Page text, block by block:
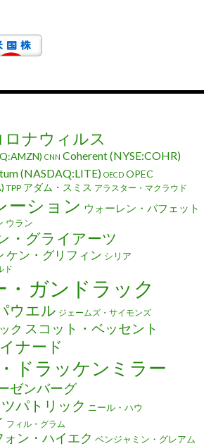
ナウィルス
CNN Coherent (NYSE:COHR)
(NASDAQ:LITE) OECD OPEC
TPP アダム・スミス アラスター・マクラウド
ーション ウォーレン・バフェット
ウラン
・グライアーツ
ケン・グリフィン シリア
ド
・ガンドラック
ウエル ジェームズ・サイモンズ
ク スコット・ベッセント
ナード
ドラッケンミラー
ゼンバーグ
パトリック ニール・ハウ
フィル・グラム
ン・ハイエク ベンジャミン・グレアム